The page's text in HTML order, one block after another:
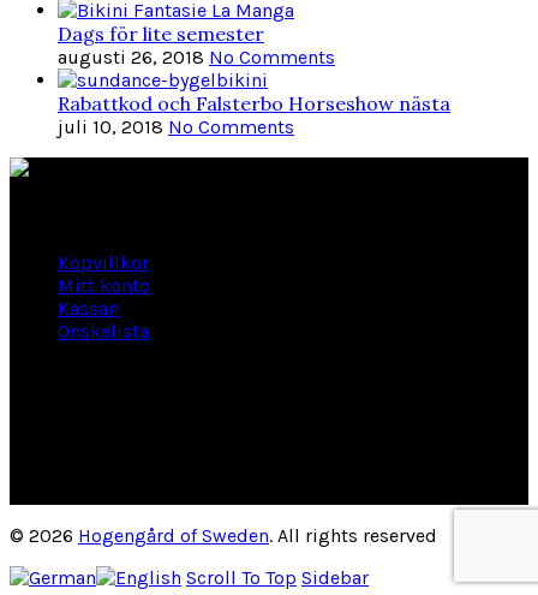
Dags för lite semester
augusti 26, 2018 No Comments
Rabattkod och Falsterbo Horseshow nästa
juli 10, 2018 No Comments
Köpvillkor
Mitt konto
Kassan
Önskelista
© 2026 Hogengård of Sweden. All rights reserved
Scroll To Top Sidebar